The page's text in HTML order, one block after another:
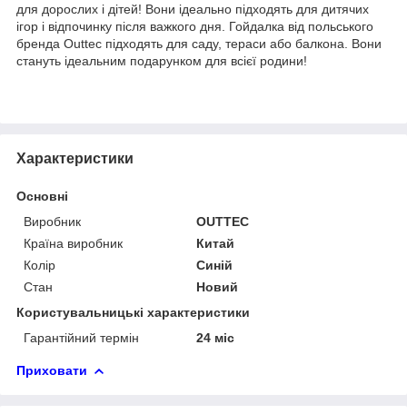
для дорослих і дітей! Вони ідеально підходять для дитячих
ігор і відпочинку після важкого дня. Гойдалка від польського
бренда Outtec підходять для саду, тераси або балкона. Вони
стануть ідеальним подарунком для всієї родини!
Характеристики
Основні
Виробник
OUTTEC
Країна виробник
Китай
Колір
Синій
Стан
Новий
Користувальницькі характеристики
Гарантійний термін
24 міс
Приховати